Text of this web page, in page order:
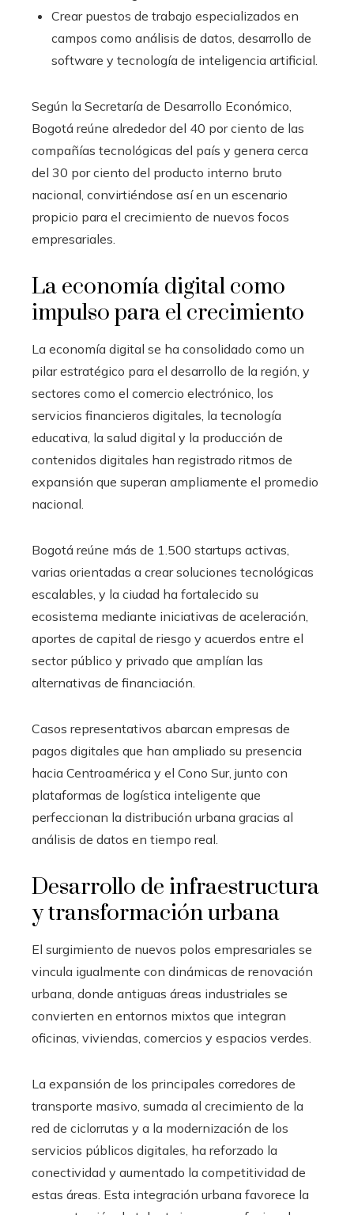
Crear puestos de trabajo especializados en
campos como análisis de datos, desarrollo de
software y tecnología de inteligencia artificial.
Según la Secretaría de Desarrollo Económico,
Bogotá reúne alrededor del 40 por ciento de las
compañías tecnológicas del país y genera cerca
del 30 por ciento del producto interno bruto
nacional, convirtiéndose así en un escenario
propicio para el crecimiento de nuevos focos
empresariales.
La economía digital como
impulso para el crecimiento
La economía digital se ha consolidado como un
pilar estratégico para el desarrollo de la región, y
sectores como el comercio electrónico, los
servicios financieros digitales, la tecnología
educativa, la salud digital y la producción de
contenidos digitales han registrado ritmos de
expansión que superan ampliamente el promedio
nacional.
Bogotá reúne más de 1.500 startups activas,
varias orientadas a crear soluciones tecnológicas
escalables, y la ciudad ha fortalecido su
ecosistema mediante iniciativas de aceleración,
aportes de capital de riesgo y acuerdos entre el
sector público y privado que amplían las
alternativas de financiación.
Casos representativos abarcan empresas de
pagos digitales que han ampliado su presencia
hacia Centroamérica y el Cono Sur, junto con
plataformas de logística inteligente que
perfeccionan la distribución urbana gracias al
análisis de datos en tiempo real.
Desarrollo de infraestructura
y transformación urbana
El surgimiento de nuevos polos empresariales se
vincula igualmente con dinámicas de renovación
urbana, donde antiguas áreas industriales se
convierten en entornos mixtos que integran
oficinas, viviendas, comercios y espacios verdes.
La expansión de los principales corredores de
transporte masivo, sumada al crecimiento de la
red de ciclorrutas y a la modernización de los
servicios públicos digitales, ha reforzado la
conectividad y aumentado la competitividad de
estas áreas. Esta integración urbana favorece la